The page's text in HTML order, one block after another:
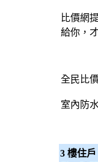
比價網
給你，
全民比
室內防
3 樓住戶